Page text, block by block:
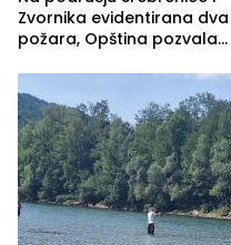
Zvornika evidentirana dva
požara, Opština pozvala